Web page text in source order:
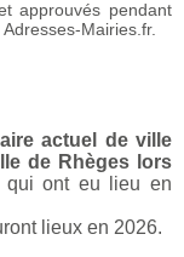
approuvés pendant
Mairies.fr.
actuel de ville
de Rhèges lors
ont eu lieu en
lieux en 2026.